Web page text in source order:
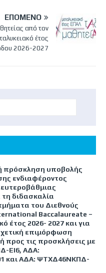
ΕΠΌΜΕΝΟ
από τον
έτος
2026-2027
πρόσκληση υποβολής
ενδιαφέροντος
διδασκαλία
του Διεθνούς
Baccalaureate –
έτος 2026- 2027 και για
επιμόρφωση
προς τις προσκλήσεις με
ΕΙ6, ΑΔΑ:
και ΑΔΑ: ΨΤΧΔ46ΝΚΠΔ-